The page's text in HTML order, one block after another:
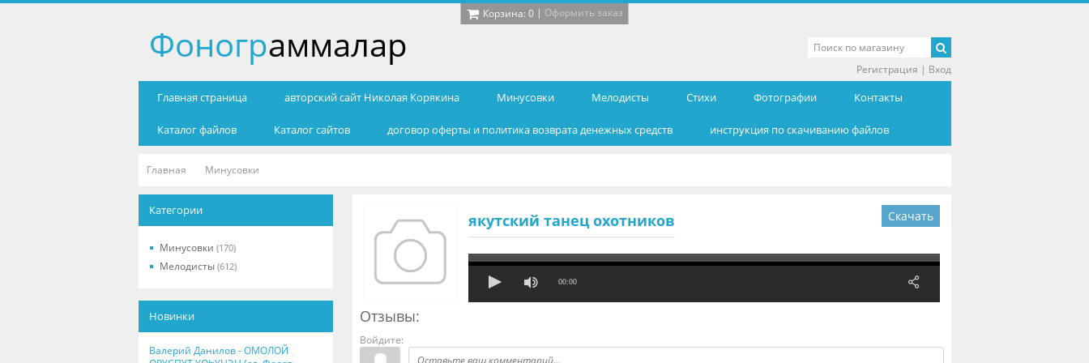
Корзина: 0| Оформить заказ
Фонограммалар
Главная страница авторский сайт Николая Корякина Минусовки Мелодисты Cтихи Фотографии Контакты
Каталог файлов Каталог сайтов договор оферты и политика возврата денежных средств инструкция по скачиванию файлов
Регистрация | Вход
Главная Минусовки
якутский танец охотников Скачать
00:00
Отзывы:
Войдите:
Категории
Минусовки (170)
Мелодисты (612)
Новинки
Валерий Данилов - ОМОЛОЙ